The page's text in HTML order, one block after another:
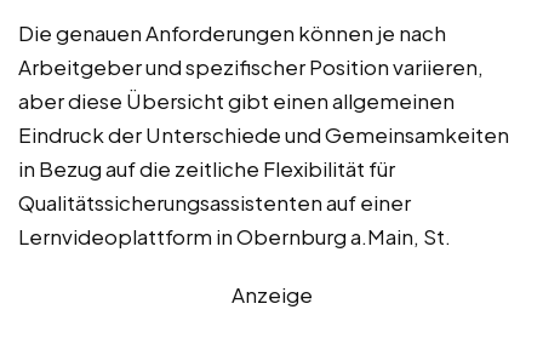
Die genauen Anforderungen können je nach
Arbeitgeber und spezifischer Position variieren,
aber diese Übersicht gibt einen allgemeinen
Eindruck der Unterschiede und Gemeinsamkeiten
in Bezug auf die zeitliche Flexibilität für
Qualitätssicherungsassistenten auf einer
Lernvideoplattform in Obernburg a.Main, St.
Anzeige